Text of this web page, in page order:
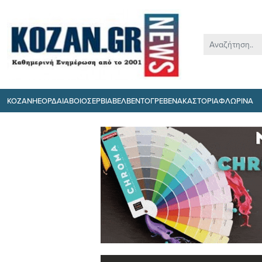
ΚΟΖΑΝΗΕΟΡΔΑΙΑΒΟΙΟΣΕΡΒΙΑΒΕΛΒΕΝΤΟΓΡΕΒΕΝΑΚΑΣΤΟΡΙΑΦΛΩΡΙΝΑ